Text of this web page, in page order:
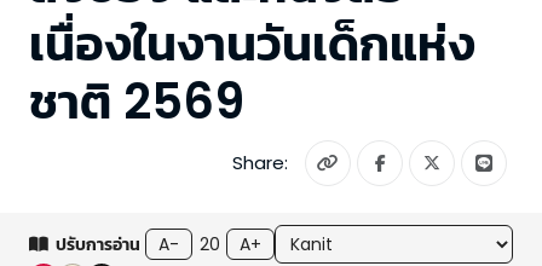
เนื่องในงานวันเด็กแห่ง
ชาติ 2569
Share:
ปรับการอ่าน A- 20 A+